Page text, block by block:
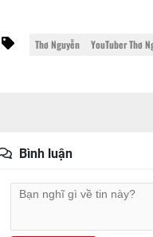
Thơ Nguyễn YouTuber Thơ
Bình luận